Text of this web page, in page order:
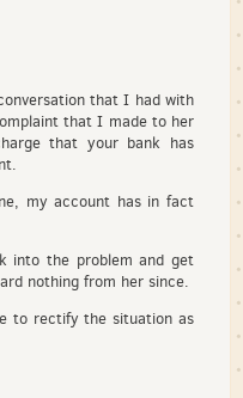
that I had with
that I made to her
that your bank has
my account has in fact
into the problem and get
nothing from her since.
rectify the situation as